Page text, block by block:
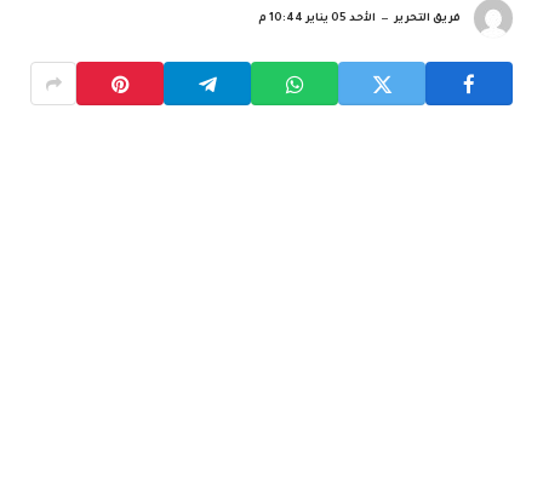
فريق التحرير الأحد 05 يناير 10:44 م